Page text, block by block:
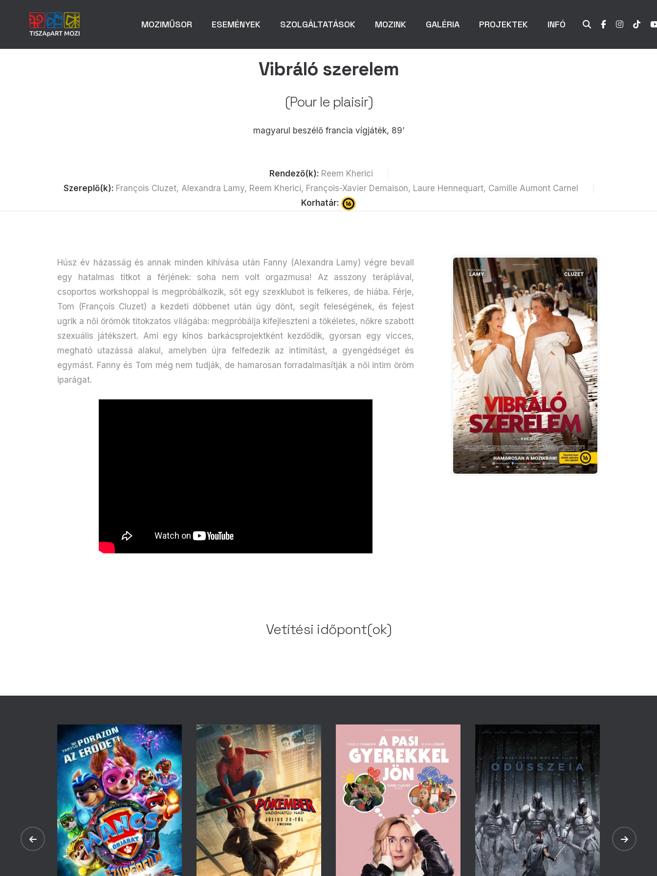
MOZIMŰSOR ESEMÉNYEK SZOLGÁLTATÁSOK MOZINK GALÉRIA PROJEKTEK INFÓ
Vibráló szerelem
(Pour le plaisir)
magyarul beszélő francia vígjáték, 89’
Rendező(k): Reem Kherici
Szereplő(k): François Cluzet, Alexandra Lamy, Reem Kherici, François-Xavier Demaison, Laure Hennequart, Camille Aumont Carnel
Korhatár:
Húsz év házasság és annak minden kihívása után Fanny (Alexandra Lamy) végre bevall
egy hatalmas titkot a férjének: soha nem volt orgazmusa! Az asszony terápiával,
csoportos workshoppal is megpróbálkozik, sőt egy szexklubot is felkeres, de hiába. Férje,
Tom (François Cluzet) a kezdeti döbbenet után úgy dönt, segít feleségének, és fejest
ugrik a női örömök titokzatos világába: megpróbálja kifejleszteni a tökéletes, nőkre szabott
szexuális játékszert. Ami egy kínos barkácsprojektként kezdődik, gyorsan egy vicces,
megható utazássá alakul, amelyben újra felfedezik az intimitást, a gyengédséget és
egymást. Fanny és Tom még nem tudják, de hamarosan forradalmasítják a női intim öröm
iparágat.
Vetítési időpont(ok)